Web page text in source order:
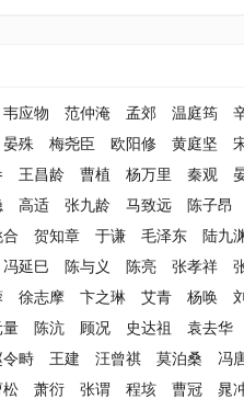
韦应物 范仲淹 孟郊 温庭筠
晏殊 梅尧臣 欧阳修 黄庭坚
王昌龄 曹植 杨万里 秦观
高适 张九龄 马致远 陈子昂
合 贺知章 于谦 毛泽东 陆九
冯延巳 陈与义 陈亮 张孝祥
徐志摩 卞之琳 艾青 杨唤
量 陈沆 顾况 史达祖 袁去华
令畤 王建 汪曾祺 莫泊桑 冯
松 萧衍 张谓 程垓 曹冠 晁